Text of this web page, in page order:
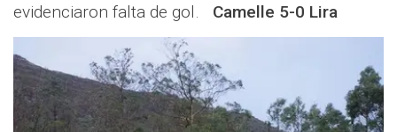
evidenciaron falta de gol. Camelle 5-0 Lira